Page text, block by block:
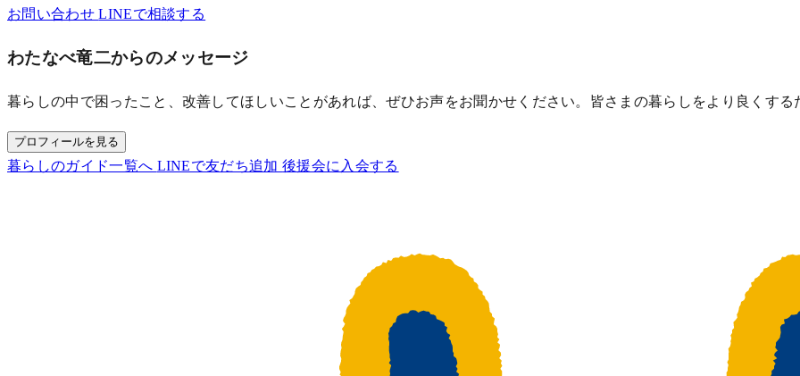
お問い合わせLINEで相談する
わたなべ竜二からのメッセージ
暮らしの中で困ったこと、改善してほしいことがあれば、ぜひお声をお聞かせください。皆さまの暮らしをより良くする
プロフィールを見る
暮らしのガイド一覧へ LINEで友だち追加後援会に入会する